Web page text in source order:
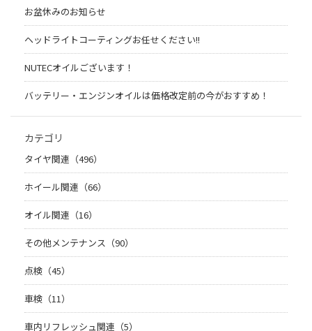
お盆休みのお知らせ
ヘッドライトコーティングお任せください!!
NUTECオイルございます！
バッテリー・エンジンオイルは価格改定前の今がおすすめ！
カテゴリ
タイヤ関連（496）
ホイール関連（66）
オイル関連（16）
その他メンテナンス（90）
点検（45）
車検（11）
車内リフレッシュ関連（5）